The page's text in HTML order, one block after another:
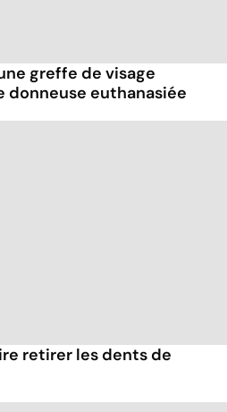
greffe de visage
donneuse euthanasiée
retirer les dents de